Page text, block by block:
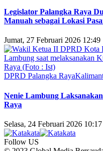
Legislator Palangka Raya
Manuah sebagai Lokasi
Jumat, 27 Februari 2026 12:49
DPRD Palangka Raya
Nenie Lambung
Raya
Selasa, 24 Februari 2026 10:17
Follow US